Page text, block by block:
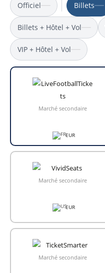
Officiel Billets
Billets + Hôtel + Vol
VIP + Hôtel + Vol
Marché secondaire
EUR
Marché secondaire
EUR
Marché secondaire